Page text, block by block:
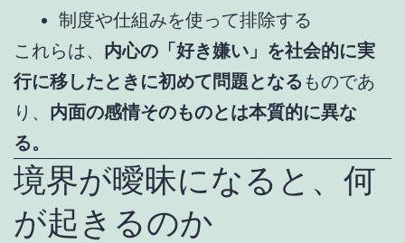
制度や仕組みを使って排除する
これらは、 内心の「好き嫌い」を社会的に実
行に移したときに初めて問題となる ものであ
り、 内面の感情そのものとは本質的に異な
る。
境界が曖昧になると、何
が起きるのか